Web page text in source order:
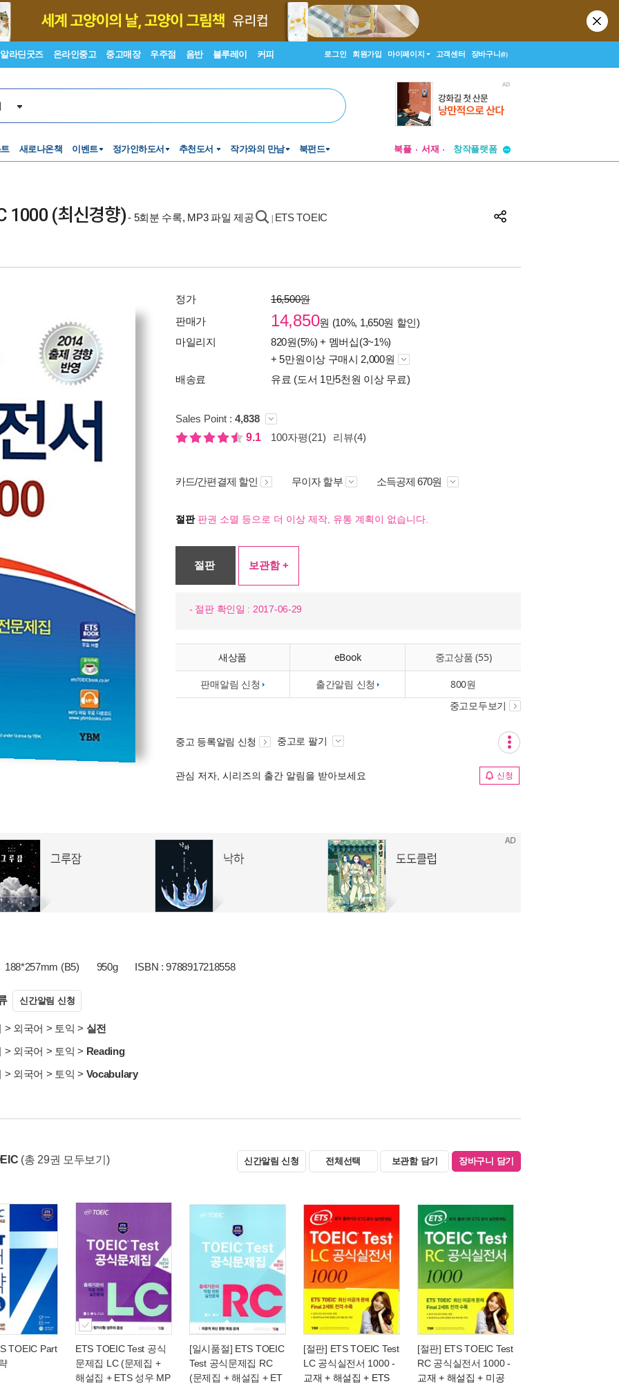
알라딘굿즈 온라인중고 중고매장 우주점 음반 블루레이 커피 로그인 회원가입 마이페이지 고객센터 장바구니(0)
새로나온책 이벤트 정가인하도서 추천도서 작가와의 만남 북펀드 북플 서재
창작플랫폼
투비컨티뉴드
1000 (최신경향)- 5회분 수록, MP3 파일 제공 ETS TOEIC
정가
16,500원
판매가
14,850원 (10%, 1,650원 할인)
마일리지
820원(5%) + 멤버십(3~1%)
+ 5만원이상 구매시 2,000원
배송료
유료 (도서 1만5천원 이상 무료)
Sales Point : 4,838
9.1
100자평(21) 리뷰(4)
카드/간편결제 할인 무이자 할부 소득공제 670원
절판판권 소멸 등으로 더 이상 제작, 유통 계획이 없습니다.
절판 보관함 +
- 절판 확인일 : 2017-06-29
새상품 eBook 중고상품 (55)
판매알림 신청 출간알림 신청 800원
중고모두보기
중고 등록알림 신청 중고로 팔기
관심 저자, 시리즈의 출간 알림을 받아보세요 신청
188*257mm (B5) 950g ISBN : 9788917218558
신간알림 신청
> 외국어 > 토익 > 실전
> 외국어 > 토익 > Reading
> 외국어 > 토익 > Vocabulary
(총 29권 모두보기) 신간알림 신청 전체선택 보관함 담기 장바구니 담기
TOEIC Part
ETS TOEIC Test 공식
문제집 LC (문제집 +
해설집 + ETS 성우 MP
[일시품절] ETS TOEIC
Test 공식문제집 RC
(문제집 + 해설집 + ET
[절판] ETS TOEIC Test
LC 공식실전서 1000-
교재 + 해설집 + ETS
[절판] ETS TOEIC Test
RC 공식실전서 1000-
교재 + 해설집 + 미공